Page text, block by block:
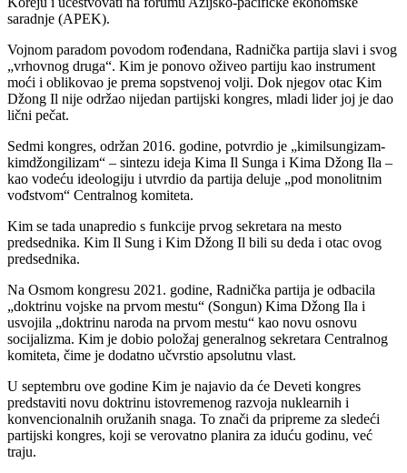
saradnje (APEK).
Vojnom paradom povodom rođendana, Radnička partija slavi i svog
„vrhovnog druga“. Kim je ponovo oživeo partiju kao instrument
moći i oblikovao je prema sopstvenoj volji. Dok njegov otac Kim
Džong Il nije održao nijedan partijski kongres, mladi lider joj je dao
lični pečat.
Sedmi kongres, održan 2016. godine, potvrdio je „kimilsungizam-
kimdžongilizam“ – sintezu ideja Kima Il Sunga i Kima Džong Ila –
kao vodeću ideologiju i utvrdio da partija deluje „pod monolitnim
vođstvom“ Centralnog komiteta.
Kim se tada unapredio s funkcije prvog sekretara na mesto
predsednika. Kim Il Sung i Kim Džong Il bili su deda i otac ovog
predsednika.
Na Osmom kongresu 2021. godine, Radnička partija je odbacila
„doktrinu vojske na prvom mestu“ (Songun) Kima Džong Ila i
usvojila „doktrinu naroda na prvom mestu“ kao novu osnovu
socijalizma. Kim je dobio položaj generalnog sekretara Centralnog
komiteta, čime je dodatno učvrstio apsolutnu vlast.
U septembru ove godine Kim je najavio da će Deveti kongres
predstaviti novu doktrinu istovremenog razvoja nuklearnih i
konvencionalnih oružanih snaga. To znači da pripreme za sledeći
partijski kongres, koji se verovatno planira za iduću godinu, već
traju.